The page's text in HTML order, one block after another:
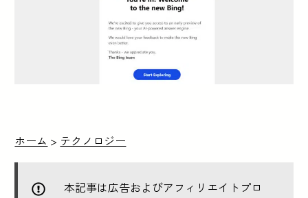
ホーム > テクノロジー
本記事は広告およびアフィリエイトプロ